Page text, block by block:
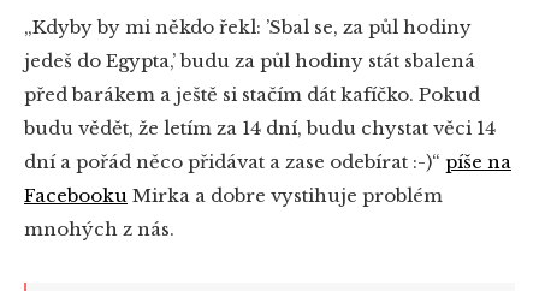
„Kdyby by mi někdo řekl: ’Sbal se, za půl hodiny
jedeš do Egypta,’ budu za půl hodiny stát sbalená
před barákem a ještě si stačím dát kafíčko. Pokud
budu vědět, že letím za 14 dní, budu chystat věci 14
dní a pořád něco přidávat a zase odebírat :-)“ píše na
Facebooku Mirka a dobre vystihuje problém
mnohých z nás.